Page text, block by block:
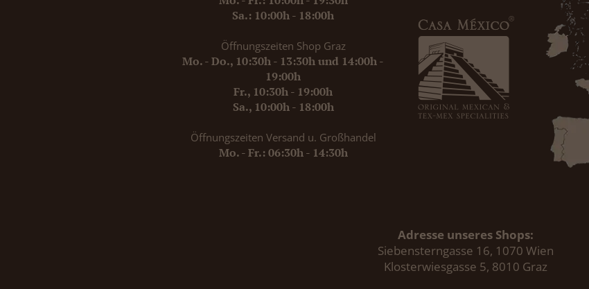
Sa.: 10:00h - 18:00h
Öffnungszeiten Shop Graz
Mo. - Do., 10:30h - 13:30h und 14:00h -
19:00h
Fr., 10:30h - 19:00h
Sa., 10:00h - 18:00h
Öffnungszeiten Versand u. Großhandel
Mo. - Fr.: 06:30h - 14:30h
Adresse unseres Shops:
Siebensterngasse 16, 1070 Wien
Klosterwiesgasse 5, 8010 Graz